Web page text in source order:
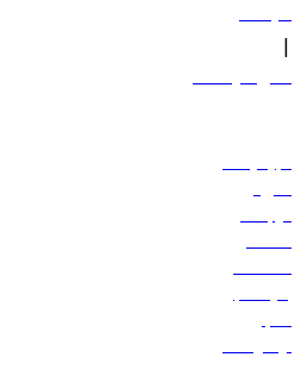
سياساتنا
|
الشروط والأحكام
حجز الرحلات
العروض
الوجهات
الأمتعة
المساعدة
إدارة الحجز
الأخبار
تواصل معنا